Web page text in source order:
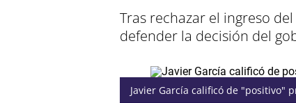
Tras rechazar el ingreso
defender la decisión del
Javier García calificó de "positivo"